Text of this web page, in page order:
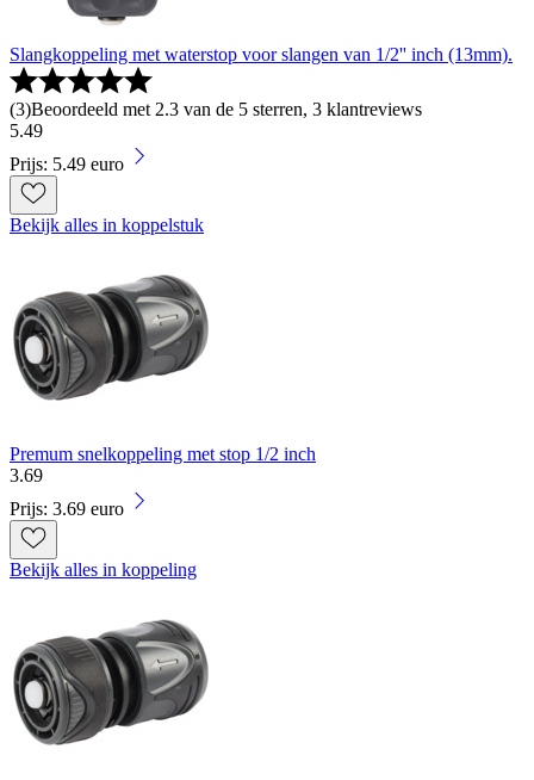
Slangkoppeling met waterstop voor slangen van 1/2'' inch (13mm).
(3)Beoordeeld met 2.3 van de 5 sterren, 3 klantreviews
5.49
Prijs: 5.49 euro
Bekijk alles in koppelstuk
Premum snelkoppeling met stop 1/2 inch
3.69
Prijs: 3.69 euro
Bekijk alles in koppeling